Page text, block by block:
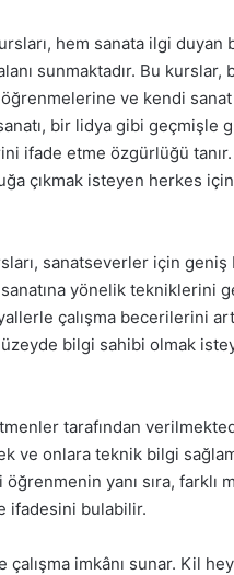
hem sanata ilgi
sunmaktadır. Bu kurslar,
ve kendi sanat
bir lidya gibi geçmişle
ifade etme özgürlüğü
çıkmak isteyen herkes için
sanatseverler için
sanatına yönelik tekniklerini
çalışma becerilerini
bilgi sahibi olmak
tarafından
ve onlara teknik bilgi
yanı sıra, farklı
ifadesini bulabilir.
imkânı sunar. Kil